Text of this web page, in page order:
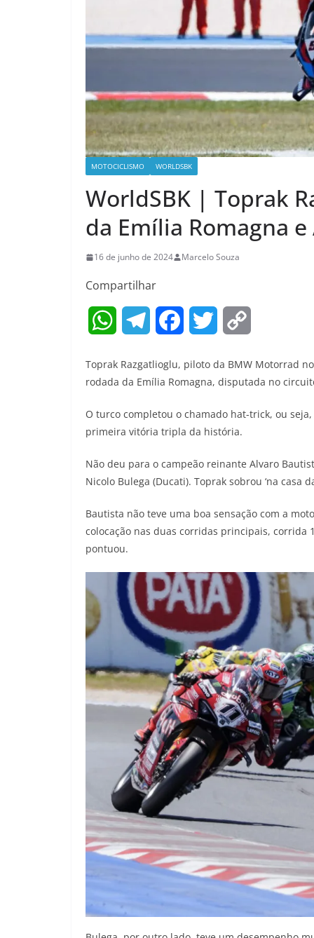
MOTOCICLISMO WORLDSBK
WorldSBK | Toprak
da Emília Romagna
16 de junho de 2024 Marcelo Souza
Compartilhar
W
a
s
A
p
p
l
g
r
a
m
c
b
o
o
k
i
t
e
r
p
i
n
k
Toprak Razgatlioglu, piloto da BMW Motorrad
rodada da Emília Romagna, disputada no
O turco completou o chamado hat-trick, ou
primeira vitória tripla da história.
Não deu para o campeão reinante Alvaro
Nicolo Bulega (Ducati). Toprak sobrou ‘na casa
Bautista não teve uma boa sensação com a
colocação nas duas corridas principais, corrida
pontuou.